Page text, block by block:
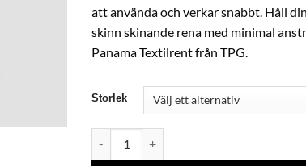
att använda och verkar snabbt. Håll
skinn skinande rena med minimal
Panama Textilrent från TPG.
Storlek